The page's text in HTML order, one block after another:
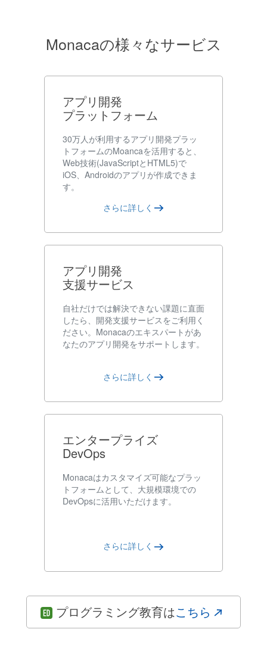
Monacaの様々なサービス
アプリ開発
プラットフォーム
30万人が利用するアプリ開発プラッ
トフォームのMoancaを活用すると、
Web技術(JavaScriptとHTML5)で
iOS、Androidのアプリが作成できま
す。
さらに詳しく
アプリ開発
支援サービス
自社だけでは解決できない課題に直面
したら、開発支援サービスをご利用く
ださい。Monacaのエキスパートがあ
なたのアプリ開発をサポートします。
さらに詳しく
エンタープライズ
DevOps
Monacaはカスタマイズ可能なプラッ
トフォームとして、大規模環境での
DevOpsに活用いただけます。
さらに詳しく
プログラミング教育はこちら